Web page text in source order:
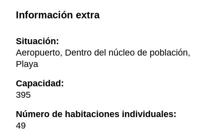
Información extra
Situación:
Aeropuerto, Dentro del núcleo de población,
Playa
Capacidad:
395
Número de habitaciones individuales:
49